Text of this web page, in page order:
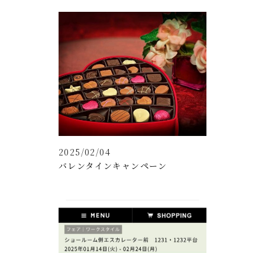
バレンタインキャンペーン
2025/02/04